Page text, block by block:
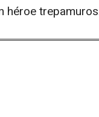
héroe